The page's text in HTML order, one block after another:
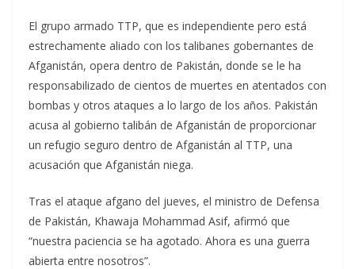
El grupo armado TTP, que es independiente pero está
estrechamente aliado con los talibanes gobernantes de
Afganistán, opera dentro de Pakistán, donde se le ha
responsabilizado de cientos de muertes en atentados con
bombas y otros ataques a lo largo de los años. Pakistán
acusa al gobierno talibán de Afganistán de proporcionar
un refugio seguro dentro de Afganistán al TTP, una
acusación que Afganistán niega.
Tras el ataque afgano del jueves, el ministro de Defensa
de Pakistán, Khawaja Mohammad Asif, afirmó que
“nuestra paciencia se ha agotado. Ahora es una guerra
abierta entre nosotros”.